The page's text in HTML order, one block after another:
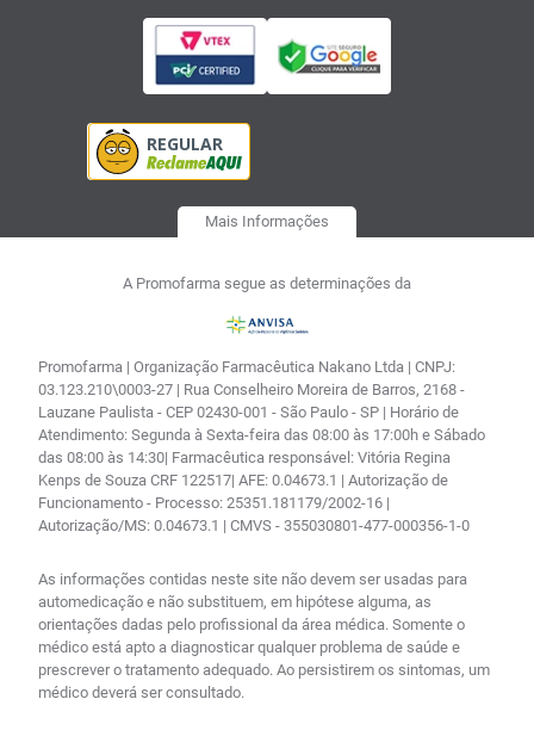
Mais Informações
A Promofarma segue as determinações da
Promofarma | Organização Farmacêutica Nakano Ltda | CNPJ:
03.123.210\0003-27 | Rua Conselheiro Moreira de Barros, 2168 -
Lauzane Paulista - CEP 02430-001 - São Paulo - SP | Horário de
Atendimento: Segunda à Sexta-feira das 08:00 às 17:00h e Sábado
das 08:00 às 14:30| Farmacêutica responsável: Vitória Regina
Kenps de Souza CRF 122517| AFE: 0.04673.1 | Autorização de
Funcionamento - Processo: 25351.181179/2002-16 |
Autorização/MS: 0.04673.1 | CMVS - 355030801-477-000356-1-0
As informações contidas neste site não devem ser usadas para
automedicação e não substituem, em hipótese alguma, as
orientações dadas pelo profissional da área médica. Somente o
médico está apto a diagnosticar qualquer problema de saúde e
prescrever o tratamento adequado. Ao persistirem os sintomas, um
médico deverá ser consultado.